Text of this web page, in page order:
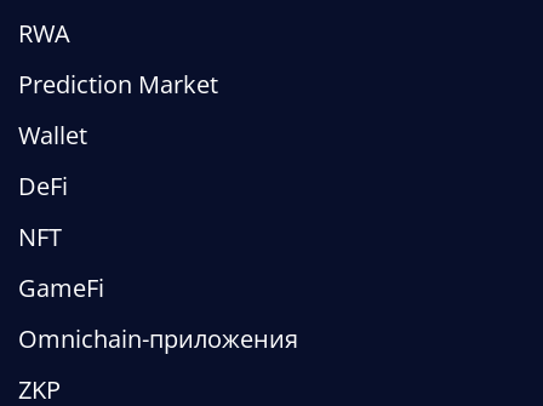
RWA
Prediction Market
Wallet
DeFi
NFT
GameFi
Omnichain-приложения
ZKP